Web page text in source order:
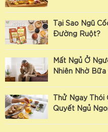
Tại Sao Ngũ
Đường Ruột?
Mất Ngủ Ở
Nhiên Nhờ
Thử Ngay Thói
Quyết Ngủ